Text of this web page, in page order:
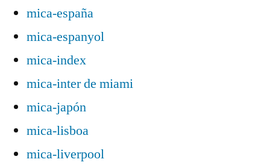
mica-españa
mica-espanyol
mica-index
mica-inter de miami
mica-japón
mica-lisboa
mica-liverpool